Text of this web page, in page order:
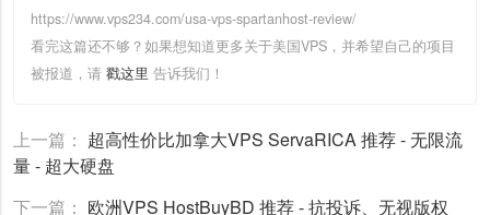
https://www.vps234.com/usa-vps-spartanhost-review/
看完这篇还不够？如果想知道更多关于美国VPS，并希望自己的项目
被报道，请 戳这里 告诉我们！
上一篇： 超高性价比加拿大VPS ServaRICA 推荐 - 无限流
量 - 超大硬盘
下一篇： 欧洲VPS HostBuyBD 推荐 - 抗投诉、无视版权